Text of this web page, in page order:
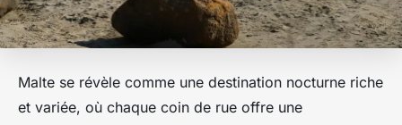
Malte se révèle comme une destination nocturne riche
et variée, où chaque coin de rue offre une